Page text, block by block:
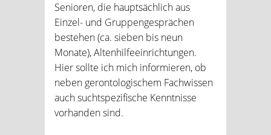
Senioren, die hauptsächlich aus
Einzel- und Gruppengesprächen
bestehen (ca. sieben bis neun
Monate), Altenhilfeeinrichtungen.
Hier sollte ich mich informieren, ob
neben gerontologischem Fachwissen
auch suchtspezifische Kenntnisse
vorhanden sind.